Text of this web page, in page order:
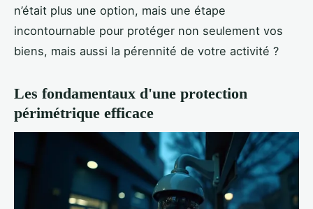
n’était plus une option, mais une étape
incontournable pour protéger non seulement vos
biens, mais aussi la pérennité de votre activité ?
Les fondamentaux d'une protection
périmétrique efficace